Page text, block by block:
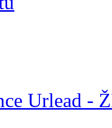
Urlead -